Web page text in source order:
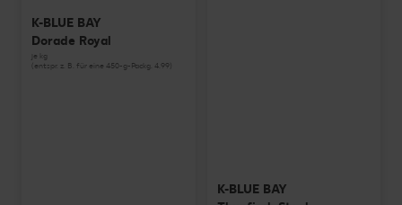
K-BLUE BAY
Dorade Royal
je kg
(entspr. z. B. für eine 450-g-Packg. 4.99)
K-BLUE BAY